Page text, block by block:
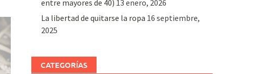
entre mayores de 40) 13 enero, 2026
La libertad de quitarse la ropa 16 septiembre,
2025
CATEGORÍAS